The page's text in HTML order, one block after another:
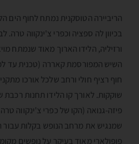
הריביירה הטוסקנית נמתח לחוף הים
בכיוון לה ספציה וכפרי צ'ינקווה טרה.
ורזיליה, הלידו הארוך מאוד שנמתח
השיש המפורסמת קאררה (טכנית עד
חוף רציף חולי ורחב שלכל אורכו מתקני
שוקקות. לאורך קו הלידו תחנות רכבת
פיזה-גנואה (הקו של כפרי צ'ינקווה
שמנגיש את מרחב הנופש בקלות עבור
פופולארי מאוד בעיקר על נופשים